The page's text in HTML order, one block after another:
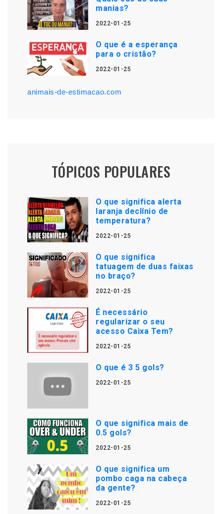
manias?
2022-01-25
O que é a esperança
para o cristão?
2022-01-25
animais-de-estimacao.com
TÓPICOS POPULARES
O que significa alerta
laranja declínio de
temperatura?
2022-01-25
O que significa
tatuagem de duas faixas
no braço?
2022-01-25
É necessário
regularizar o seu
acesso Caixa Tem?
2022-01-25
O que é 3 5 gols?
2022-01-25
O que significa mais de
0.5 gols?
2022-01-25
O que significa um
pombo caga na cabeça
da gente?
2022-01-25